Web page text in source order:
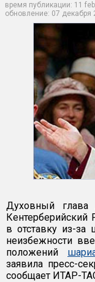
время публикации: 11
обновление: 07 декабря
Духовный глава
Кентерберийский
в отставку из-
неизбежности
положений
заявила пресс-
сообщает ИТАР-